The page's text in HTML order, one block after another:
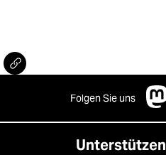
Folgen Sie uns
Unterstützen